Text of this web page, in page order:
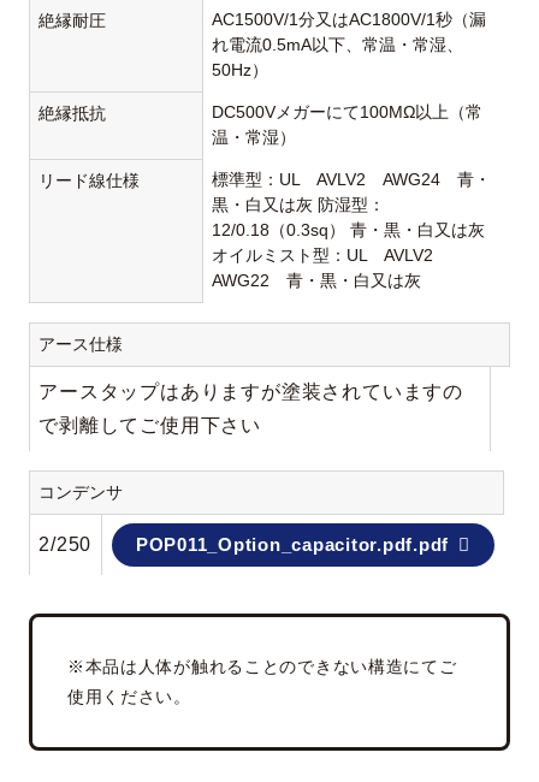
絶縁耐圧
AC1500V/1分又はAC1800V/1秒（漏
れ電流0.5mA以下、常温・常湿、
50Hz）
絶縁抵抗
DC500Vメガーにて100MΩ以上（常
温・常湿）
リード線仕様
標準型：UL AVLV2 AWG24 青・
黒・白又は灰 防湿型：
12/0.18（0.3sq） 青・黒・白又は灰
オイルミスト型：UL AVLV2
AWG22 青・黒・白又は灰
アース仕様
アースタップはありますが塗装されていますの
で剥離してご使用下さい
コンデンサ
2/250 POP011_Option_capacitor.pdf.pdf
※本品は人体が触れることのできない構造にてご
使用ください。